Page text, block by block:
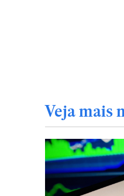
Veja mais